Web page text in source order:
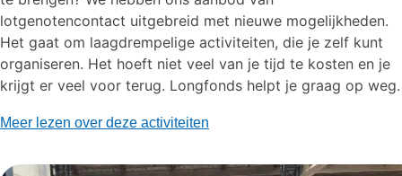
lotgenotencontact uitgebreid met nieuwe mogelijkheden.
Het gaat om laagdrempelige activiteiten, die je zelf kunt
organiseren. Het hoeft niet veel van je tijd te kosten en je
krijgt er veel voor terug. Longfonds helpt je graag op weg.
Meer lezen over deze activiteiten